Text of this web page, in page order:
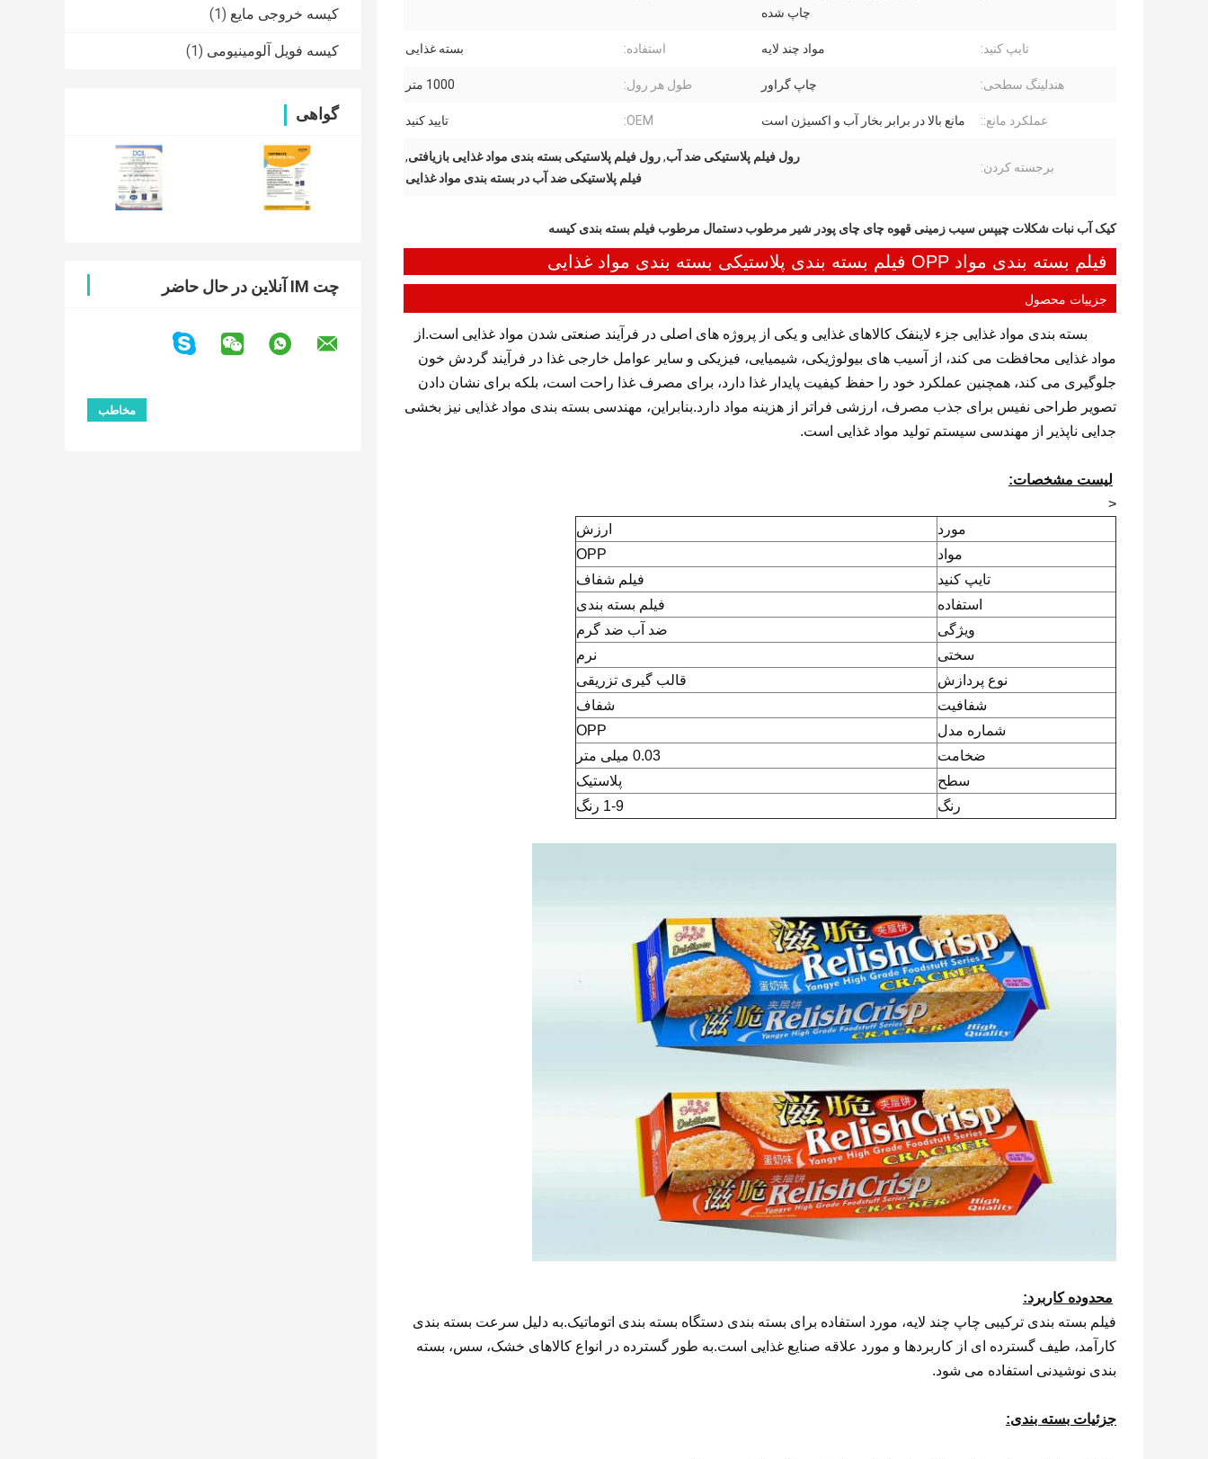
کیسه خروجی مایع (1)
کیسه فویل آلومینیومی (1)
گواهی
چت IM آنلاین در حال حاضر
چاپ شده
تایپ کنید: مواد چند لایه استفاده: بسته غذایی
هندلینگ سطحی: چاپ گراور طول هر رول: 1000 متر
عملکرد مانع:: مانع بالا در برابر بخار آب و اکسیژن است OEM: تایید کنید
برجسته کردن:
رول فیلم پلاستیکی ضد آب,رول فیلم پلاستیکی بسته بندی مواد غذایی بازیافتی,
فیلم پلاستیکی ضد آب در بسته بندی مواد غذایی
کیک آب نبات شکلات چیپس سیب زمینی قهوه چای چای پودر شیر مرطوب دستمال مرطوب فیلم بسته بندی کیسه
فیلم بسته بندی مواد OPP فیلم بسته بندی پلاستیکی بسته بندی مواد غذایی
جزییات محصول
بسته بندی مواد غذایی جزء لاینفک کالاهای غذایی و یکی از پروژه های اصلی در فرآیند صنعتی شدن مواد غذایی است.از
مواد غذایی محافظت می کند، از آسیب های بیولوژیکی، شیمیایی، فیزیکی و سایر عوامل خارجی غذا در فرآیند گردش خون
جلوگیری می کند، همچنین عملکرد خود را حفظ کیفیت پایدار غذا دارد، برای مصرف غذا راحت است، بلکه برای نشان دادن
تصویر طراحی نفیس برای جذب مصرف، ارزشی فراتر از هزینه مواد دارد.بنابراین، مهندسی بسته بندی مواد غذایی نیز بخشی
جدایی ناپذیر از مهندسی سیستم تولید مواد غذایی است.
لیست مشخصات:
<
مورد
ارزش
مواد
OPP
تایپ کنید
فیلم شفاف
استفاده
فیلم بسته بندی
ویژگی
ضد آب ضد گرم
سختی
نرم
نوع پردازش
قالب گیری تزریقی
شفافیت
شفاف
شماره مدل
OPP
ضخامت
0.03 میلی متر
سطح
پلاستیک
رنگ
1-9 رنگ
محدوده کاربرد:
فیلم بسته بندی ترکیبی چاپ چند لایه، مورد استفاده برای بسته بندی دستگاه بسته بندی اتوماتیک.به دلیل سرعت بسته بندی
کارآمد، طیف گسترده ای از کاربردها و مورد علاقه صنایع غذایی است.به طور گسترده در انواع کالاهای خشک، سس، بسته
بندی نوشیدنی استفاده می شود.
جزئیات بسته بندی: